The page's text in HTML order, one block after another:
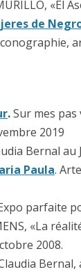
«El
de
.Sur mes
2019
Bernal au
Paula.
parfaite
«La
2008.